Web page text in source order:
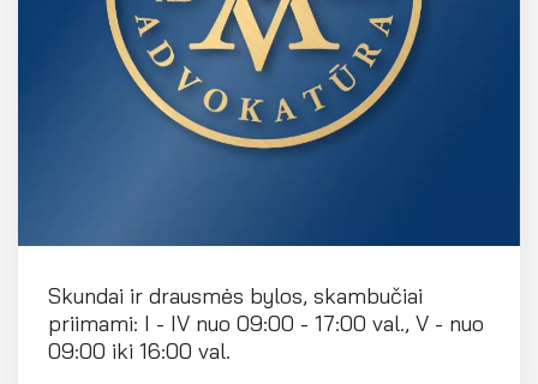
Skundai ir drausmės bylos, skambučiai
priimami: I - IV nuo 09:00 - 17:00 val., V - nuo
09:00 iki 16:00 val.